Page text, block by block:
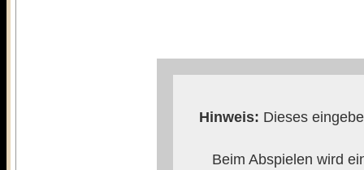
Hinweis: Dieses
Beim Abspielen wird